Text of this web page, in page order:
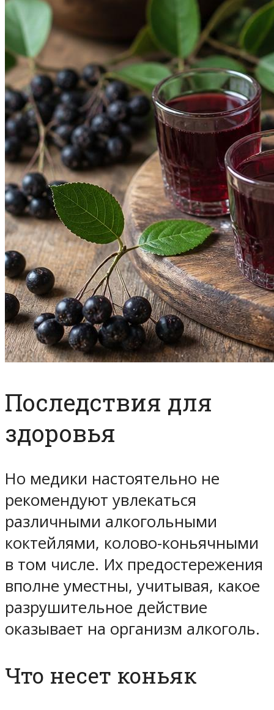
Последствия для
здоровья
Но медики настоятельно не
рекомендуют увлекаться
различными алкогольными
коктейлями, колово-коньячными
в том числе. Их предостережения
вполне уместны, учитывая, какое
разрушительное действие
оказывает на организм алкоголь.
Что несет коньяк